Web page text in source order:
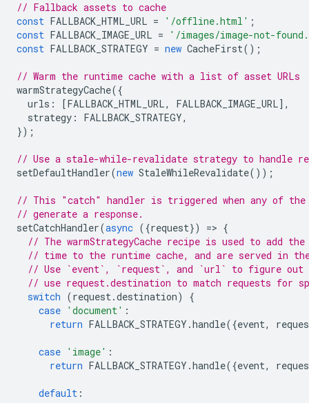
// Fallback assets to cache
const FALLBACK_HTML_URL = '/offline.html' ;
const FALLBACK_IMAGE_URL =
'/images/image-not-
const FALLBACK_STRATEGY = new CacheFirst();
// Warm the runtime cache with a list of asset URLs
warmStrategyCache({
urls : [FALLBACK_HTML_URL, FALLBACK_IMAGE_URL],
strategy : FALLBACK_STRATEGY,
});
// Use a stale-while-revalidate strategy to handle
setDefaultHandler(new StaleWhileRevalidate());
// This "catch" handler is triggered when any of
// generate a response.
setCatchHandler(async ({request}) => {
// The warmStrategyCache recipe is used to add
// time to the runtime cache, and are served in
// Use `event`, `request`, and `url` to figure out
// use request.destination to match requests for
switch (request.destination)
{
case 'document' :
return FALLBACK_STRATEGY .handle({event,
case 'image' :
return FALLBACK_STRATEGY .handle({event,
default :